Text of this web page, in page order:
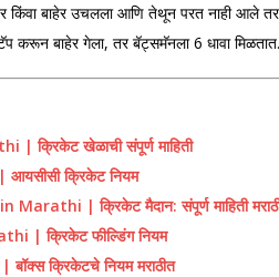
किंवा बाहेर उचलला आणि तेथून परत नाही आले तर
करून बाहेर गेला, तर बॅट्समॅनला 6 धावा मिळतात.
खेळाची संपूर्ण माहिती
क्रिकेट नियम
| क्रिकेट मैदान: संपूर्ण माहिती
| क्रिकेट फील्डिंग नियम
क्रिकेटचे नियम मराठीत